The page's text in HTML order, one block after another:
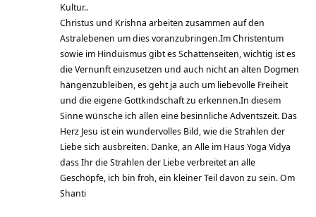
Kultur..
Christus und Krishna arbeiten zusammen auf den
Astralebenen um dies voranzubringen.Im Christentum
sowie im Hinduismus gibt es Schattenseiten, wichtig ist es
die Vernunft einzusetzen und auch nicht an alten Dogmen
hängenzubleiben, es geht ja auch um liebevolle Freiheit
und die eigene Gottkindschaft zu erkennen.In diesem
Sinne wünsche ich allen eine besinnliche Adventszeit. Das
Herz Jesu ist ein wundervolles Bild, wie die Strahlen der
Liebe sich ausbreiten. Danke, an Alle im Haus Yoga Vidya
dass Ihr die Strahlen der Liebe verbreitet an alle
Geschöpfe, ich bin froh, ein kleiner Teil davon zu sein. Om
Shanti